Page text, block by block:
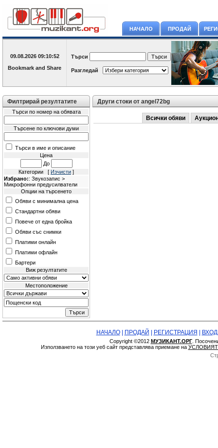
НАЧАЛО ПРОДАЙ
09.08.2026 09:10:52 Търси
Разгледай
Филтрирай резултатите
Търси по номер на обявата
Търсене по ключови думи
Търси в име и описание
Цена
До
Категории [ Изчисти ]
Избрано:: Звукозапис >
Микрофонни предусилватели
Опции на търсенето
Обяви с минимална цена
Стандартни обяви
Повече от една бройка
Обяви със снимки
Платими онлайн
Платими офлайн
Бартери
Виж резултатите
Местоположение
Други стоки от angel72bg
Всички обяви
НАЧАЛО| ПРОДАЙ РЕГИСТРАЦИЯ ВХОД
Copyright ©2012 МУЗИКАНТ.ОРГ.
Използването на този уеб сайт представлява приемане на